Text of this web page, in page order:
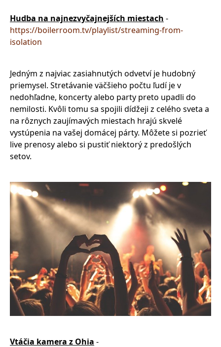
Hudba na najnezvyčajnejších miestach -
https://boilerroom.tv/playlist/streaming-from-
isolation
Jedným z najviac zasiahnutých odvetví je hudobný
priemysel. Stretávanie väčšieho počtu ľudí je v
nedohľadne, koncerty alebo party preto upadli do
nemilosti. Kvôli tomu sa spojili dídžeji z celého sveta a
na rôznych zaujímavých miestach hrajú skvelé
vystúpenia na vašej domácej párty. Môžete si pozrieť
live prenosy alebo si pustiť niektorý z predošlých
setov.
Vtáčia kamera z Ohia -